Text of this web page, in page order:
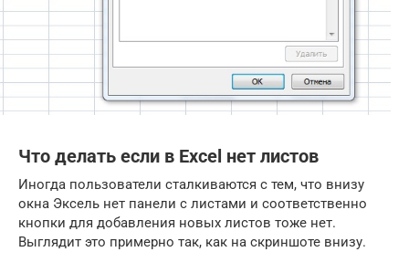
Что делать если в Excel нет листов
Иногда пользователи сталкиваются с тем, что внизу
окна Эксель нет панели с листами и соответственно
кнопки для добавления новых листов тоже нет.
Выглядит это примерно так, как на скриншоте внизу.